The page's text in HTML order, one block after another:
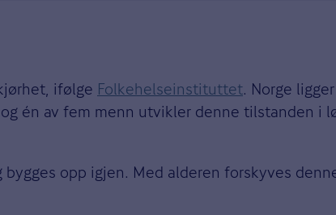
ifølge Folkehelseinstituttet. Norge
én av fem menn utvikler denne tilstanden i
opp igjen. Med alderen forskyves